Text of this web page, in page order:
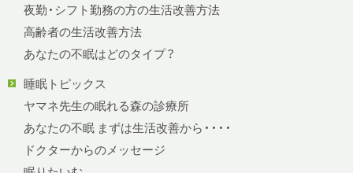
夜勤・シフト勤務の方の生活改善方法
高齢者の生活改善方法
あなたの不眠はどのタイプ？
睡眠トピックス
ヤマネ先生の眠れる森の診療所
あなたの不眠 まずは生活改善から・・・・
ドクターからのメッセージ